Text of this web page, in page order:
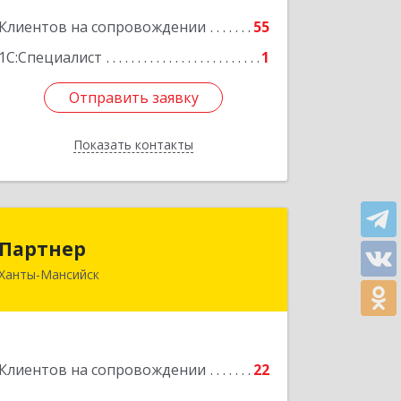
Клиентов на сопровождении
55
1С:Специалист
1
Отправить заявку
Показать контакты
Отправить заявку
Назад
Партнер
Мансийск
Клиентов на сопровождении 22
628012, Ханты-Мансийский
Подробнее